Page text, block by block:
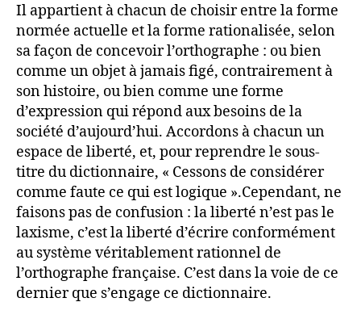
Il appartient à chacun de choisir entre la forme
normée actuelle et la forme rationalisée, selon
sa façon de concevoir l’orthographe : ou bien
comme un objet à jamais figé, contrairement à
son histoire, ou bien comme une forme
d’expression qui répond aux besoins de la
société d’aujourd’hui. Accordons à chacun un
espace de liberté, et, pour reprendre le sous-
titre du dictionnaire, « Cessons de considérer
comme faute ce qui est logique ».Cependant, ne
faisons pas de confusion : la liberté n’est pas le
laxisme, c’est la liberté d’écrire conformément
au système véritablement rationnel de
l’orthographe française. C’est dans la voie de ce
dernier que s’engage ce dictionnaire.